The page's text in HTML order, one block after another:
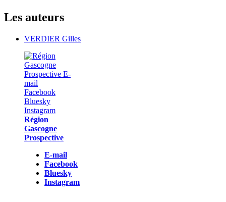
Les auteurs
VERDIER Gilles
Région
Gascogne
Prospective
E-mail
Facebook
Bluesky
Instagram